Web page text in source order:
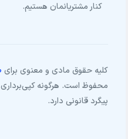
کنار مشتریانمان هستیم.
کلیه حقوق مادی و معنوی برای
محفوظ است. هرگونه کپی‌برداری
پیگرد قانونی دارد.